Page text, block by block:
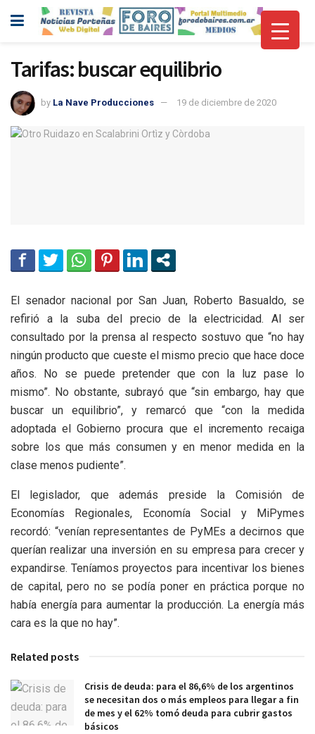
Tarifas: buscar equilibrio
by La Nave Producciones 19 de diciembre de 2020
El senador nacional por San Juan, Roberto Basualdo, se
refirió a la suba del precio de la electricidad. Al ser
consultado por la prensa al respecto sostuvo que “no hay
ningún producto que cueste el mismo precio que hace doce
años. No se puede pretender que con la luz pase lo
mismo”. No obstante, subrayó que “sin embargo, hay que
buscar un equilibrio”, y remarcó que “con la medida
adoptada el Gobierno procura que el incremento recaiga
sobre los que más consumen y en menor medida en la
clase menos pudiente”.
El legislador, que además preside la Comisión de
Economías Regionales, Economía Social y MiPymes
recordó: “venían representantes de PyMEs a decirnos que
querían realizar una inversión en su empresa para crecer y
expandirse. Teníamos proyectos para incentivar los bienes
de capital, pero no se podía poner en práctica porque no
había energía para aumentar la producción. La energía más
cara es la que no hay”.
Related posts
Crisis de deuda: para el 86,6% de los argentinos
se necesitan dos o más empleos para llegar a fin
de mes y el 62% tomó deuda para cubrir gastos
básicos